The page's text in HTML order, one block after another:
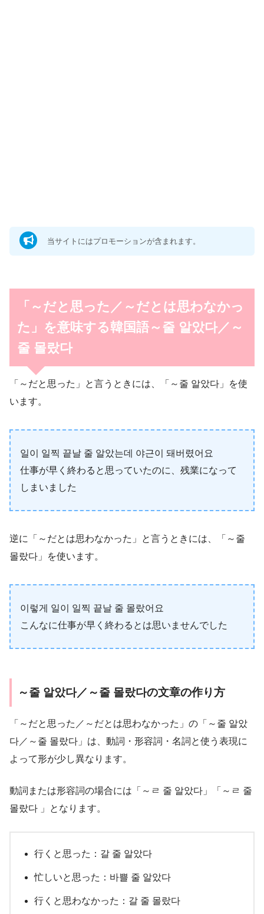
当サイトにはプロモーションが含まれます。
「～だと思った／～だとは思わなかっ
た」を意味する韓国語～줄 알았다／～
줄 몰랐다
「～だと思った」と言うときには、「～줄 알았다」を使
います。
일이 일찍 끝날 줄 알았는데 야근이 돼버렸어요
仕事が早く終わると思っていたのに、残業になって
しまいました
逆に「～だとは思わなかった」と言うときには、「～줄
몰랐다」を使います。
이렇게 일이 일찍 끝날 줄 몰랐어요
こんなに仕事が早く終わるとは思いませんでした
～줄 알았다／～줄 몰랐다の文章の作り方
「～だと思った／～だとは思わなかった」の「～줄 알았
다／～줄 몰랐다」は、動詞・形容詞・名詞と使う表現に
よって形が少し異なります。
動詞または形容詞の場合には「～ㄹ 줄 알았다」「～ㄹ 줄
몰랐다 」となります。
行くと思った：갈 줄 알았다
忙しいと思った：바쁠 줄 알았다
行くと思わなかった：갈 줄 몰랐다